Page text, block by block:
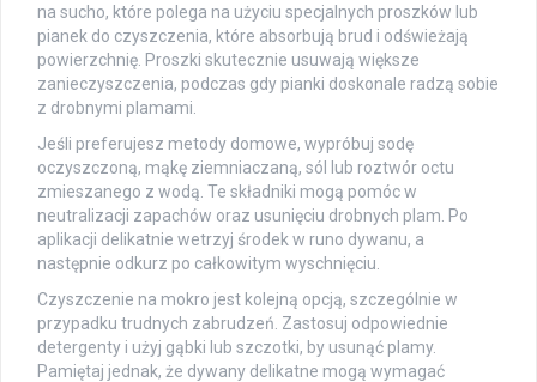
na sucho, które polega na użyciu specjalnych proszków lub
pianek do czyszczenia, które absorbują brud i odświeżają
powierzchnię. Proszki skutecznie usuwają większe
zanieczyszczenia, podczas gdy pianki doskonale radzą sobie
z drobnymi plamami.
Jeśli preferujesz metody domowe, wypróbuj sodę
oczyszczoną, mąkę ziemniaczaną, sól lub roztwór octu
zmieszanego z wodą. Te składniki mogą pomóc w
neutralizacji zapachów oraz usunięciu drobnych plam. Po
aplikacji delikatnie wetrzyj środek w runo dywanu, a
następnie odkurz po całkowitym wyschnięciu.
Czyszczenie na mokro jest kolejną opcją, szczególnie w
przypadku trudnych zabrudzeń. Zastosuj odpowiednie
detergenty i użyj gąbki lub szczotki, by usunąć plamy.
Pamiętaj jednak, że dywany delikatne mogą wymagać